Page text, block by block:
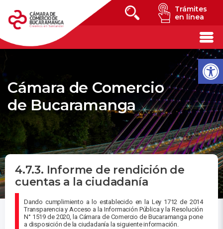
Trámites
en línea
Cámara de Comercio
de Bucaramanga
4.7.3. Informe de rendición de
cuentas a la ciudadanía
Dando cumplimiento a lo establecido en la Ley 1712 de 2014
Transparencia y Acceso a la Información Pública y la Resolución
N° 1519 de 2020, la Cámara de Comercio de Bucaramanga pone
a disposición de la ciudadanía la siguiente información.